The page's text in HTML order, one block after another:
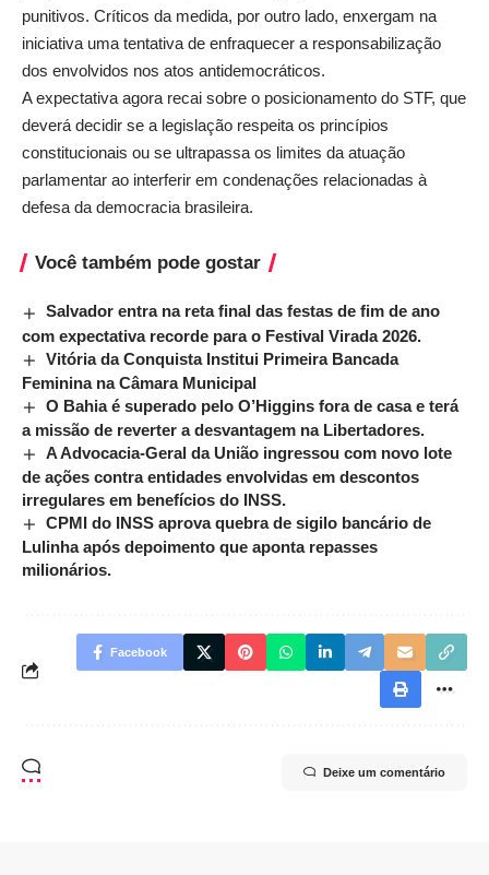
punitivos. Críticos da medida, por outro lado, enxergam na
iniciativa uma tentativa de enfraquecer a responsabilização
dos envolvidos nos atos antidemocráticos.
A expectativa agora recai sobre o posicionamento do STF, que
deverá decidir se a legislação respeita os princípios
constitucionais ou se ultrapassa os limites da atuação
parlamentar ao interferir em condenações relacionadas à
defesa da democracia brasileira.
Você também pode gostar
Salvador entra na reta final das festas de fim de ano
com expectativa recorde para o Festival Virada 2026.
Vitória da Conquista Institui Primeira Bancada
Feminina na Câmara Municipal
O Bahia é superado pelo O’Higgins fora de casa e terá
a missão de reverter a desvantagem na Libertadores.
A Advocacia-Geral da União ingressou com novo lote
de ações contra entidades envolvidas em descontos
irregulares em benefícios do INSS.
CPMI do INSS aprova quebra de sigilo bancário de
Lulinha após depoimento que aponta repasses
milionários.
Facebook
Deixe um comentário